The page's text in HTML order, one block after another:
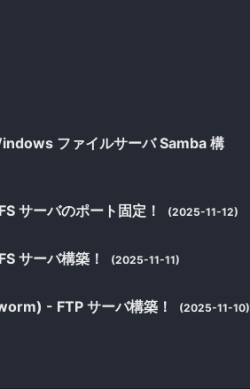
ファイルサーバ Samba 構
サーバのポート固定！ (2025-11-12)
サーバ構築！ (2025-11-11)
- FTP サーバ構築！ (2025-11-10)